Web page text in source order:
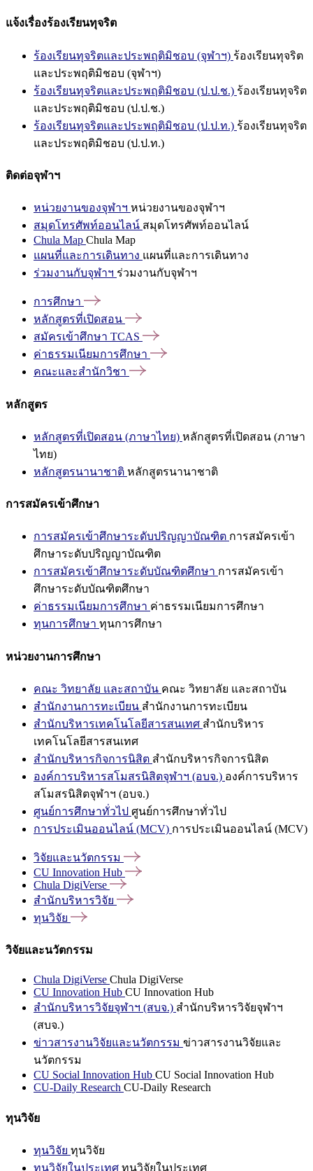
แจ้งเรื่องร้องเรียนทุจริต
ร้องเรียนทุจริตและประพฤติมิชอบ (จุฬาฯ) ร้องเรียนทุจริต
และประพฤติมิชอบ (จุฬาฯ)
ร้องเรียนทุจริตและประพฤติมิชอบ (ป.ป.ช.) ร้องเรียนทุจริต
และประพฤติมิชอบ (ป.ป.ช.)
ร้องเรียนทุจริตและประพฤติมิชอบ (ป.ป.ท.) ร้องเรียนทุจริต
และประพฤติมิชอบ (ป.ป.ท.)
ติดต่อจุฬาฯ
หน่วยงานของจุฬาฯ หน่วยงานของจุฬาฯ
สมุดโทรศัพท์ออนไลน์ สมุดโทรศัพท์ออนไลน์
Chula Map Chula Map
แผนที่และการเดินทาง แผนที่และการเดินทาง
ร่วมงานกับจุฬาฯ ร่วมงานกับจุฬาฯ
การศึกษา
หลักสูตรที่เปิดสอน
สมัครเข้าศึกษา TCAS
ค่าธรรมเนียมการศึกษา
คณะและสำนักวิชา
หลักสูตร
หลักสูตรที่เปิดสอน (ภาษาไทย) หลักสูตรที่เปิดสอน (ภาษา
ไทย)
หลักสูตรนานาชาติ หลักสูตรนานาชาติ
การสมัครเข้าศึกษา
การสมัครเข้าศึกษาระดับปริญญาบัณฑิต การสมัครเข้า
ศึกษาระดับปริญญาบัณฑิต
การสมัครเข้าศึกษาระดับบัณฑิตศึกษา การสมัครเข้า
ศึกษาระดับบัณฑิตศึกษา
ค่าธรรมเนียมการศึกษา ค่าธรรมเนียมการศึกษา
ทุนการศึกษา ทุนการศึกษา
หน่วยงานการศึกษา
คณะ วิทยาลัย และสถาบัน คณะ วิทยาลัย และสถาบัน
สำนักงานการทะเบียน สำนักงานการทะเบียน
สำนักบริหารเทคโนโลยีสารสนเทศ สำนักบริหาร
เทคโนโลยีสารสนเทศ
สำนักบริหารกิจการนิสิต สำนักบริหารกิจการนิสิต
องค์การบริหารสโมสรนิสิตจุฬาฯ (อบจ.) องค์การบริหาร
สโมสรนิสิตจุฬาฯ (อบจ.)
ศูนย์การศึกษาทั่วไป ศูนย์การศึกษาทั่วไป
การประเมินออนไลน์ (MCV) การประเมินออนไลน์ (MCV)
วิจัยและนวัตกรรม
CU Innovation Hub
Chula DigiVerse
สำนักบริหารวิจัย
ทุนวิจัย
วิจัยและนวัตกรรม
Chula DigiVerse Chula DigiVerse
CU Innovation Hub CU Innovation Hub
สำนักบริหารวิจัยจุฬาฯ (สบจ.) สำนักบริหารวิจัยจุฬาฯ
(สบจ.)
ข่าวสารงานวิจัยและนวัตกรรม ข่าวสารงานวิจัยและ
นวัตกรรม
CU Social Innovation Hub CU Social Innovation Hub
CU-Daily Research CU-Daily Research
ทุนวิจัย
ทุนวิจัย ทุนวิจัย
ทุนวิจัยในประเทศ ทุนวิจัยในประเทศ